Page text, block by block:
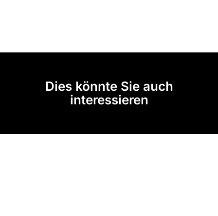
Dies könnte Sie auch
interessieren